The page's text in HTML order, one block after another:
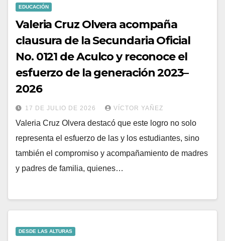
EDUCACIÓN
Valeria Cruz Olvera acompaña
clausura de la Secundaria Oficial
No. 0121 de Aculco y reconoce el
esfuerzo de la generación 2023–
2026
17 DE JULIO DE 2026 VÍCTOR YAÑEZ
Valeria Cruz Olvera destacó que este logro no solo
representa el esfuerzo de las y los estudiantes, sino
también el compromiso y acompañamiento de madres
y padres de familia, quienes…
DESDE LAS ALTURAS